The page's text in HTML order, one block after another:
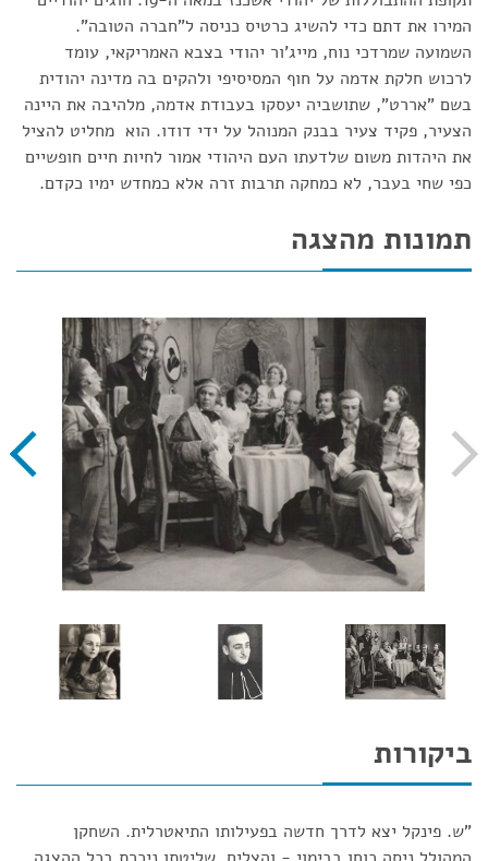
המירו את דתם כדי להשיג כרטיס כניסה ל"חברה הטובה".
השמועה שמרדכי נוח, מייג'ור יהודי בצבא האמריקאי, עומד
לרכוש חלקת אדמה על חוף המסיסיפי ולהקים בה מדינה יהודית
בשם "אררט", שתושביה יעסקו בעבודת אדמה, מלהיבה את היינה
הצעיר, פקיד צעיר בבנק המנוהל על ידי דודו. הוא מחליט להציל
את היהדות משום שלדעתו העם היהודי אמור לחיות חיים חופשיים
כפי שחי בעבר, לא כמחקה תרבות זרה אלא כמחדש ימיו כקדם.
תמונות מהצגה
ביקורות
"ש. פינקל יצא לדרך חדשה בפעילותו התיאטרלית. השחקן